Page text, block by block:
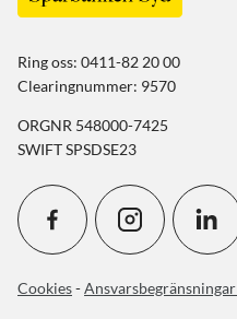
Ring oss: 0411-82 20 00
Clearingnummer: 9570
ORGNR 548000-7425
SWIFT SPSDSE23
Cookies-Ansvarsbegränsningar